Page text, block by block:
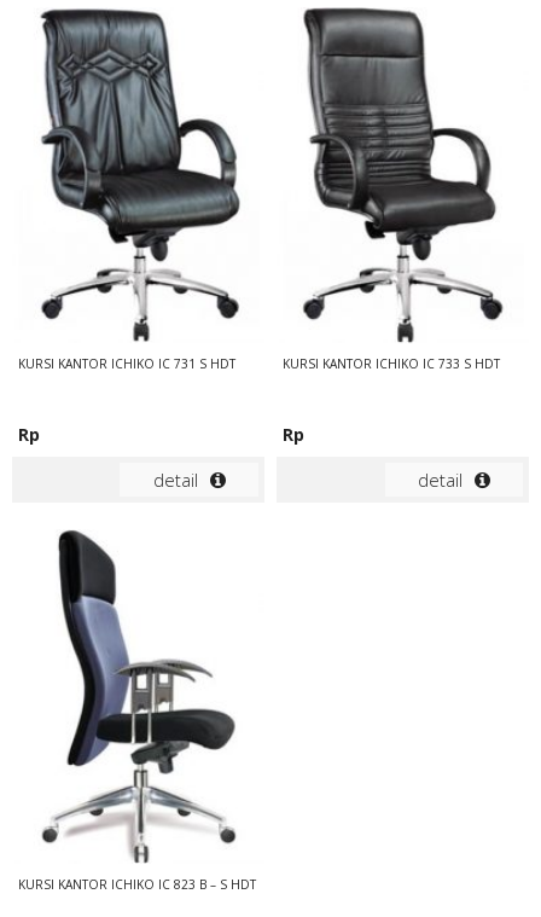
KURSI KANTOR ICHIKO IC 731 S HDT
Rp
detail
KURSI KANTOR ICHIKO IC 733 S HDT
Rp
detail
KURSI KANTOR ICHIKO IC 823 B – S HDT